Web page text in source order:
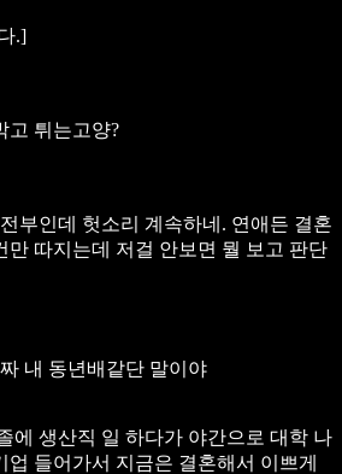
.]
고 튀는고양?
부인데 헛소리 계속하네. 연애든 결혼
만 따지는데 저걸 안보면 뭘 보고 판단
내 동년배같단 말이야
에 생산직 일 하다가 야간으로 대학 나
업 들어가서 지금은 결혼해서 이쁘게